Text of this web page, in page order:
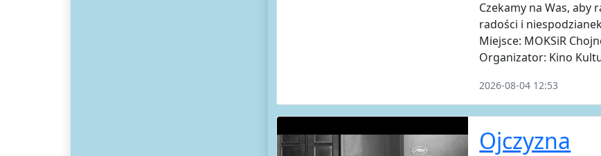
Czekamy na Was, aby
radości i
Miejsce: MOKSiR
Organizator: Kino
2026-08-04 12:53
Ojczyzna